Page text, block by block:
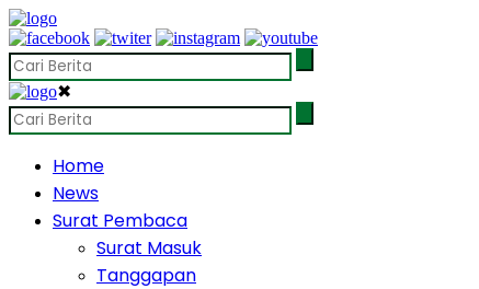
✖
Home
News
Surat Pembaca
Surat Masuk
Tanggapan